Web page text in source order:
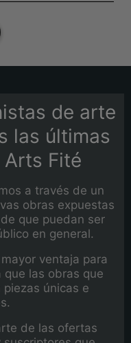
de arte
las últimas
Arts Fité
a través de un
obras expuestas
que puedan ser
en general.
ventaja para
que las obras que
únicas e
de las ofertas